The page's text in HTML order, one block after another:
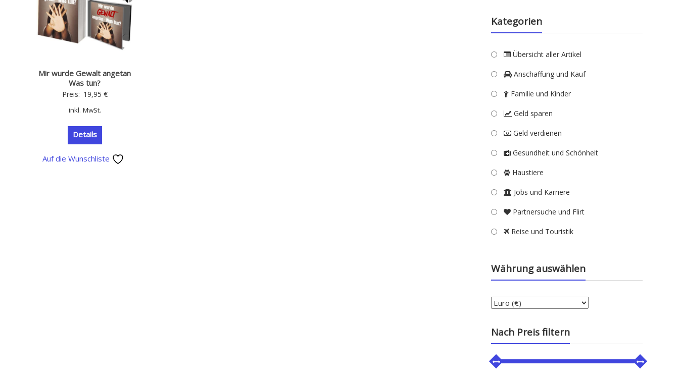
Mir wurde Gewalt angetan
Was tun?
Preis: 19,95 €
inkl. MwSt.
Details
Auf die Wunschliste
Kategorien
Übersicht aller Artikel
Anschaffung und Kauf
Familie und Kinder
Geld sparen
Geld verdienen
Gesundheit und Schönheit
Haustiere
Jobs und Karriere
Partnersuche und Flirt
Reise und Touristik
Währung auswählen
Nach Preis filtern